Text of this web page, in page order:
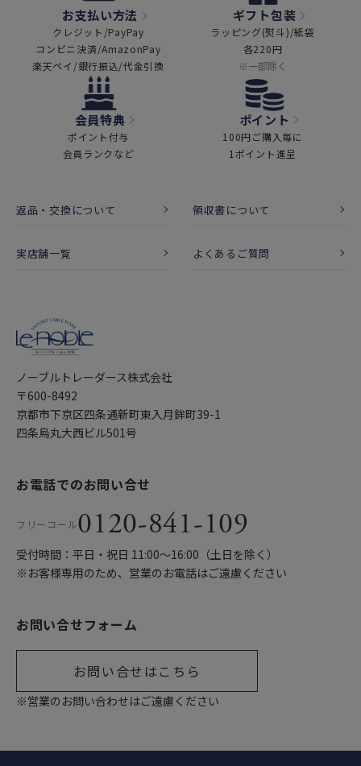
お支払い方法
クレジット/PayPay
コンビニ決済/AmazonPay
楽天ペイ/銀行振込/代金引換
ギフト包装
ラッピング(熨斗)/紙袋
各220円
※一部除く
会員特典
ポイント付与
会員ランクなど
ポイント
100円ご購入毎に
1ポイント進呈
返品・交換について 領収書について
実店舗一覧 よくあるご質問
ノーブルトレーダース株式会社
〒600-8492
京都市下京区四条通新町東入月鉾町39-1
四条烏丸大西ビル501号
お電話でのお問い合せ
フリーコール0120-841-109
受付時間：平日・祝日 11:00〜16:00（土日を除く）
※お客様専用のため、営業のお電話はご遠慮ください
お問い合せフォーム
お問い合せはこちら
※営業のお問い合わせはご遠慮ください